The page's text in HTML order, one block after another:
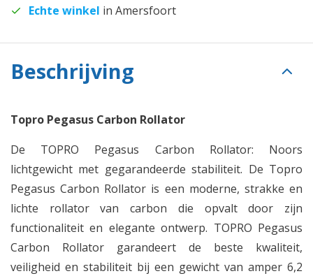
Echte winkel in Amersfoort
Beschrijving
Topro Pegasus Carbon Rollator
De TOPRO Pegasus Carbon Rollator: Noors
lichtgewicht met gegarandeerde stabiliteit. De Topro
Pegasus Carbon Rollator is een moderne, strakke en
lichte rollator van carbon die opvalt door zijn
functionaliteit en elegante ontwerp. TOPRO Pegasus
Carbon Rollator garandeert de beste kwaliteit,
veiligheid en stabiliteit bij een gewicht van amper 6,2